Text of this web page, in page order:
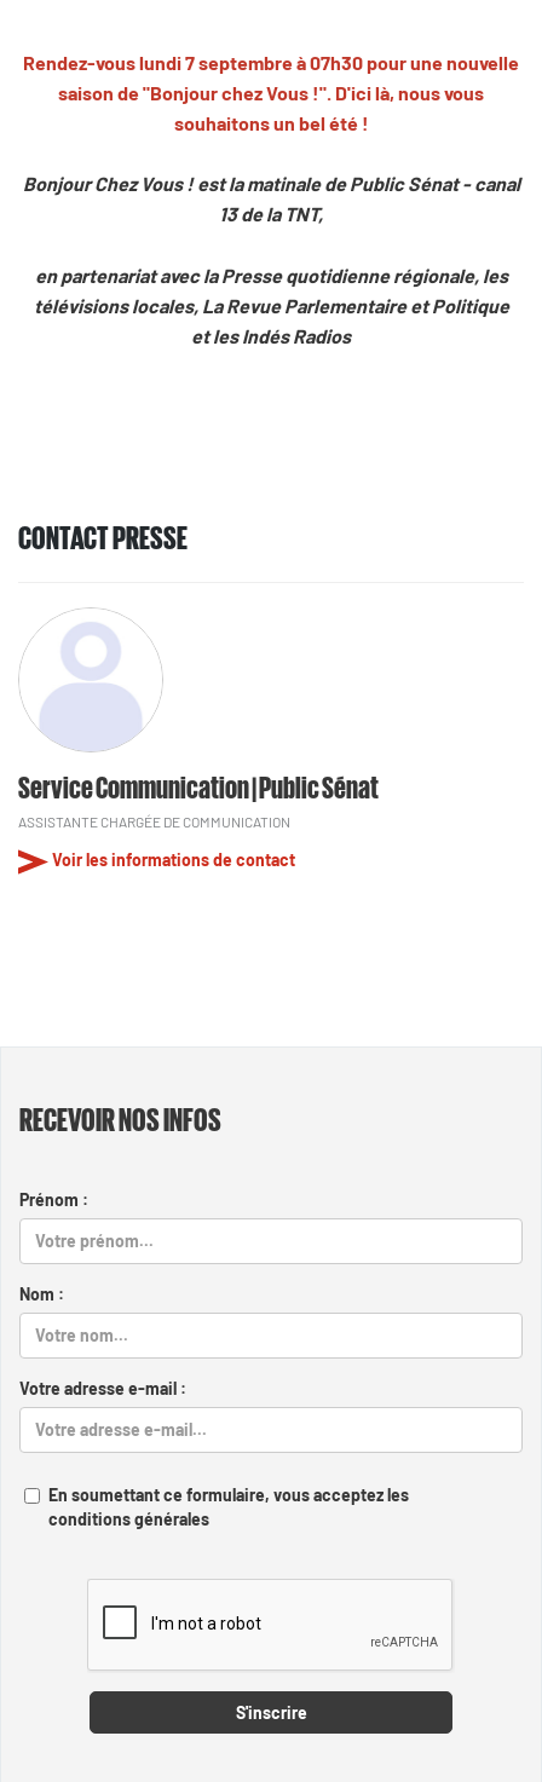
Rendez-vous lundi 7 septembre à 07h30 pour une nouvelle
saison de "Bonjour chez Vous !". D'ici là, nous vous
souhaitons un bel été !
Bonjour Chez Vous ! est la matinale de Public Sénat - canal
13 de la TNT,
en partenariat avec la Presse quotidienne régionale, les
télévisions locales, La Revue Parlementaire et Politique
et les Indés Radios
CONTACT PRESSE
Service Communication | Public Sénat
ASSISTANTE CHARGÉE DE COMMUNICATION
Voir les informations de contact
RECEVOIR NOS INFOS
Prénom :
Nom :
Votre adresse e-mail :
En soumettant ce formulaire, vous acceptez les
conditions générales
S'inscrire